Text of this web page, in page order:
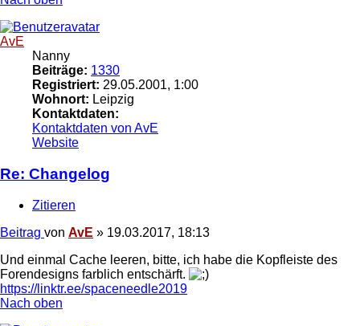
AvE
Nanny
Beiträge: 1330
Registriert: 29.05.2001, 1:00
Wohnort: Leipzig
Kontaktdaten:
Kontaktdaten von AvE
Website
Re: Changelog
Zitieren
Beitrag von AvE » 19.03.2017, 18:13
Und einmal Cache leeren, bitte, ich habe die Kopfleiste des
Forendesigns farblich entschärft.
https://linktr.ee/spaceneedle2019
Nach oben